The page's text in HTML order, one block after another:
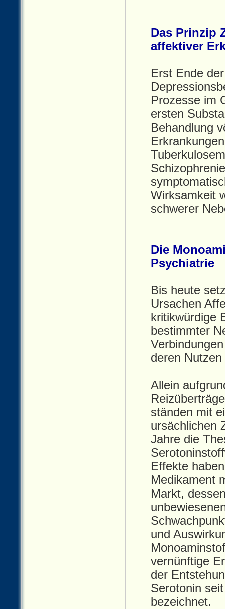
Das Prinzip
affektiver
Erst Ende
Prozesse im
ersten
Behandlung
Wirksamkeit
schwerer
Die
Psychiatrie
Bis heute
Ursachen
kritikwürdige
bestimmter
deren
Allein
ständen mit
ursächlichen
Jahre die
Effekte
Medikament
Markt,
und
vernünftige
der
Serotonin
bezeichnet.